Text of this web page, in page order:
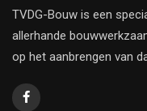
TVDG-Bouw is een
allerhande
op het aanbrengen van